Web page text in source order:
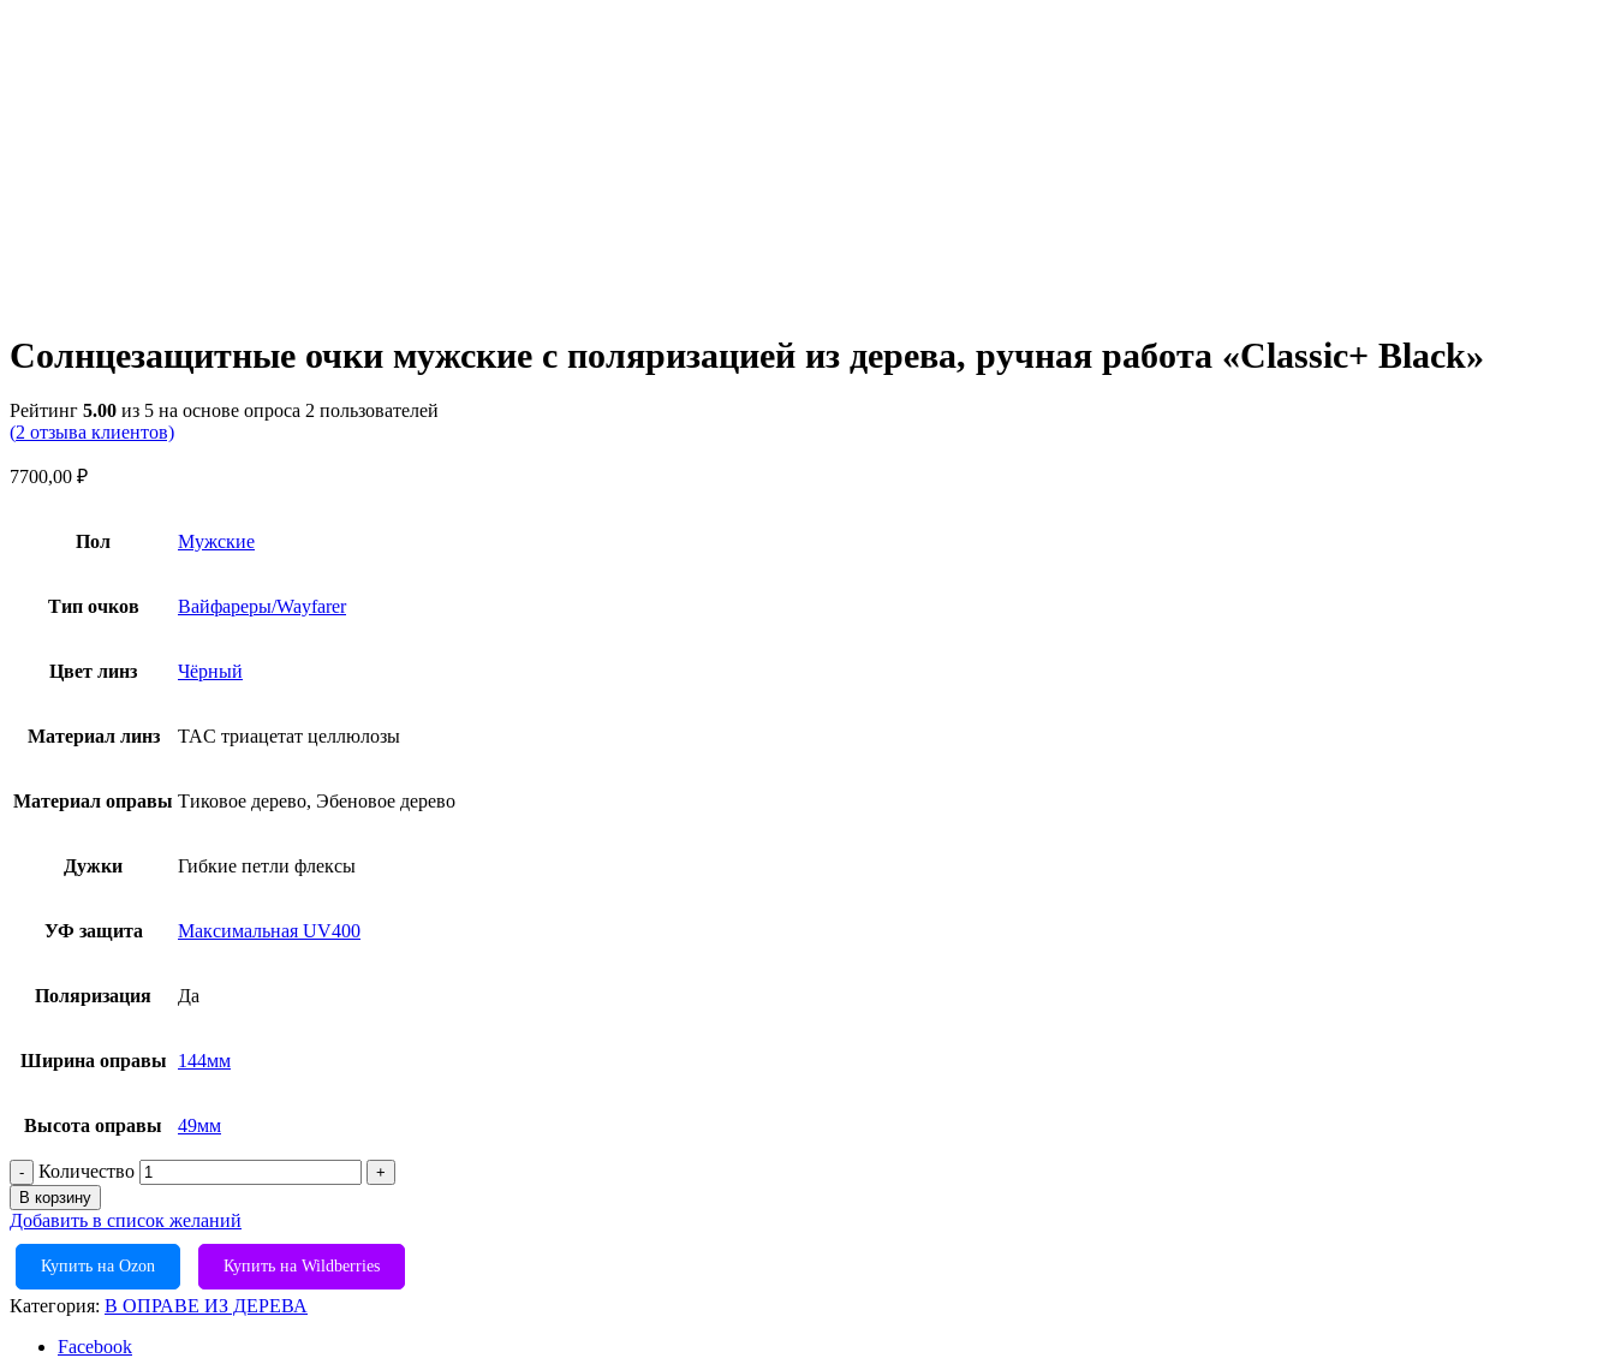
Солнцезащитные очки мужские с поляризацией из дерева, ручная работа «Classic+ Black»
Рейтинг 5.00 из 5 на основе опроса 2 пользователей
(2 отзыва клиентов)
7700,00 ₽
Пол Мужские
Тип очков Вайфареры/Wayfarer
Цвет линз Чёрный
Материал линз TAC триацетат целлюлозы
Материал оправы Тиковое дерево, Эбеновое дерево
Дужки Гибкие петли флексы
УФ защита Максимальная UV400
Поляризация Да
Ширина оправы 144мм
Высота оправы 49мм
Количество
В корзину
Добавить в список желаний
Купить на Ozon Купить на Wildberries
Категория: В ОПРАВЕ ИЗ ДЕРЕВА
Facebook